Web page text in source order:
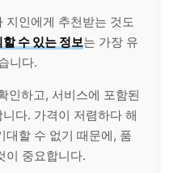
지인에게 추천받는 것도
수 있는 정보는 가장 유
니다.
인하고, 서비스에 포함된
다. 가격이 저렴하다 해
대할 수 없기 때문에, 품
이 중요합니다.